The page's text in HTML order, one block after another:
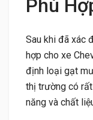
Phù
Sau khi đã xác
hợp cho xe
định loại gạt
thị trường có
năng và chất